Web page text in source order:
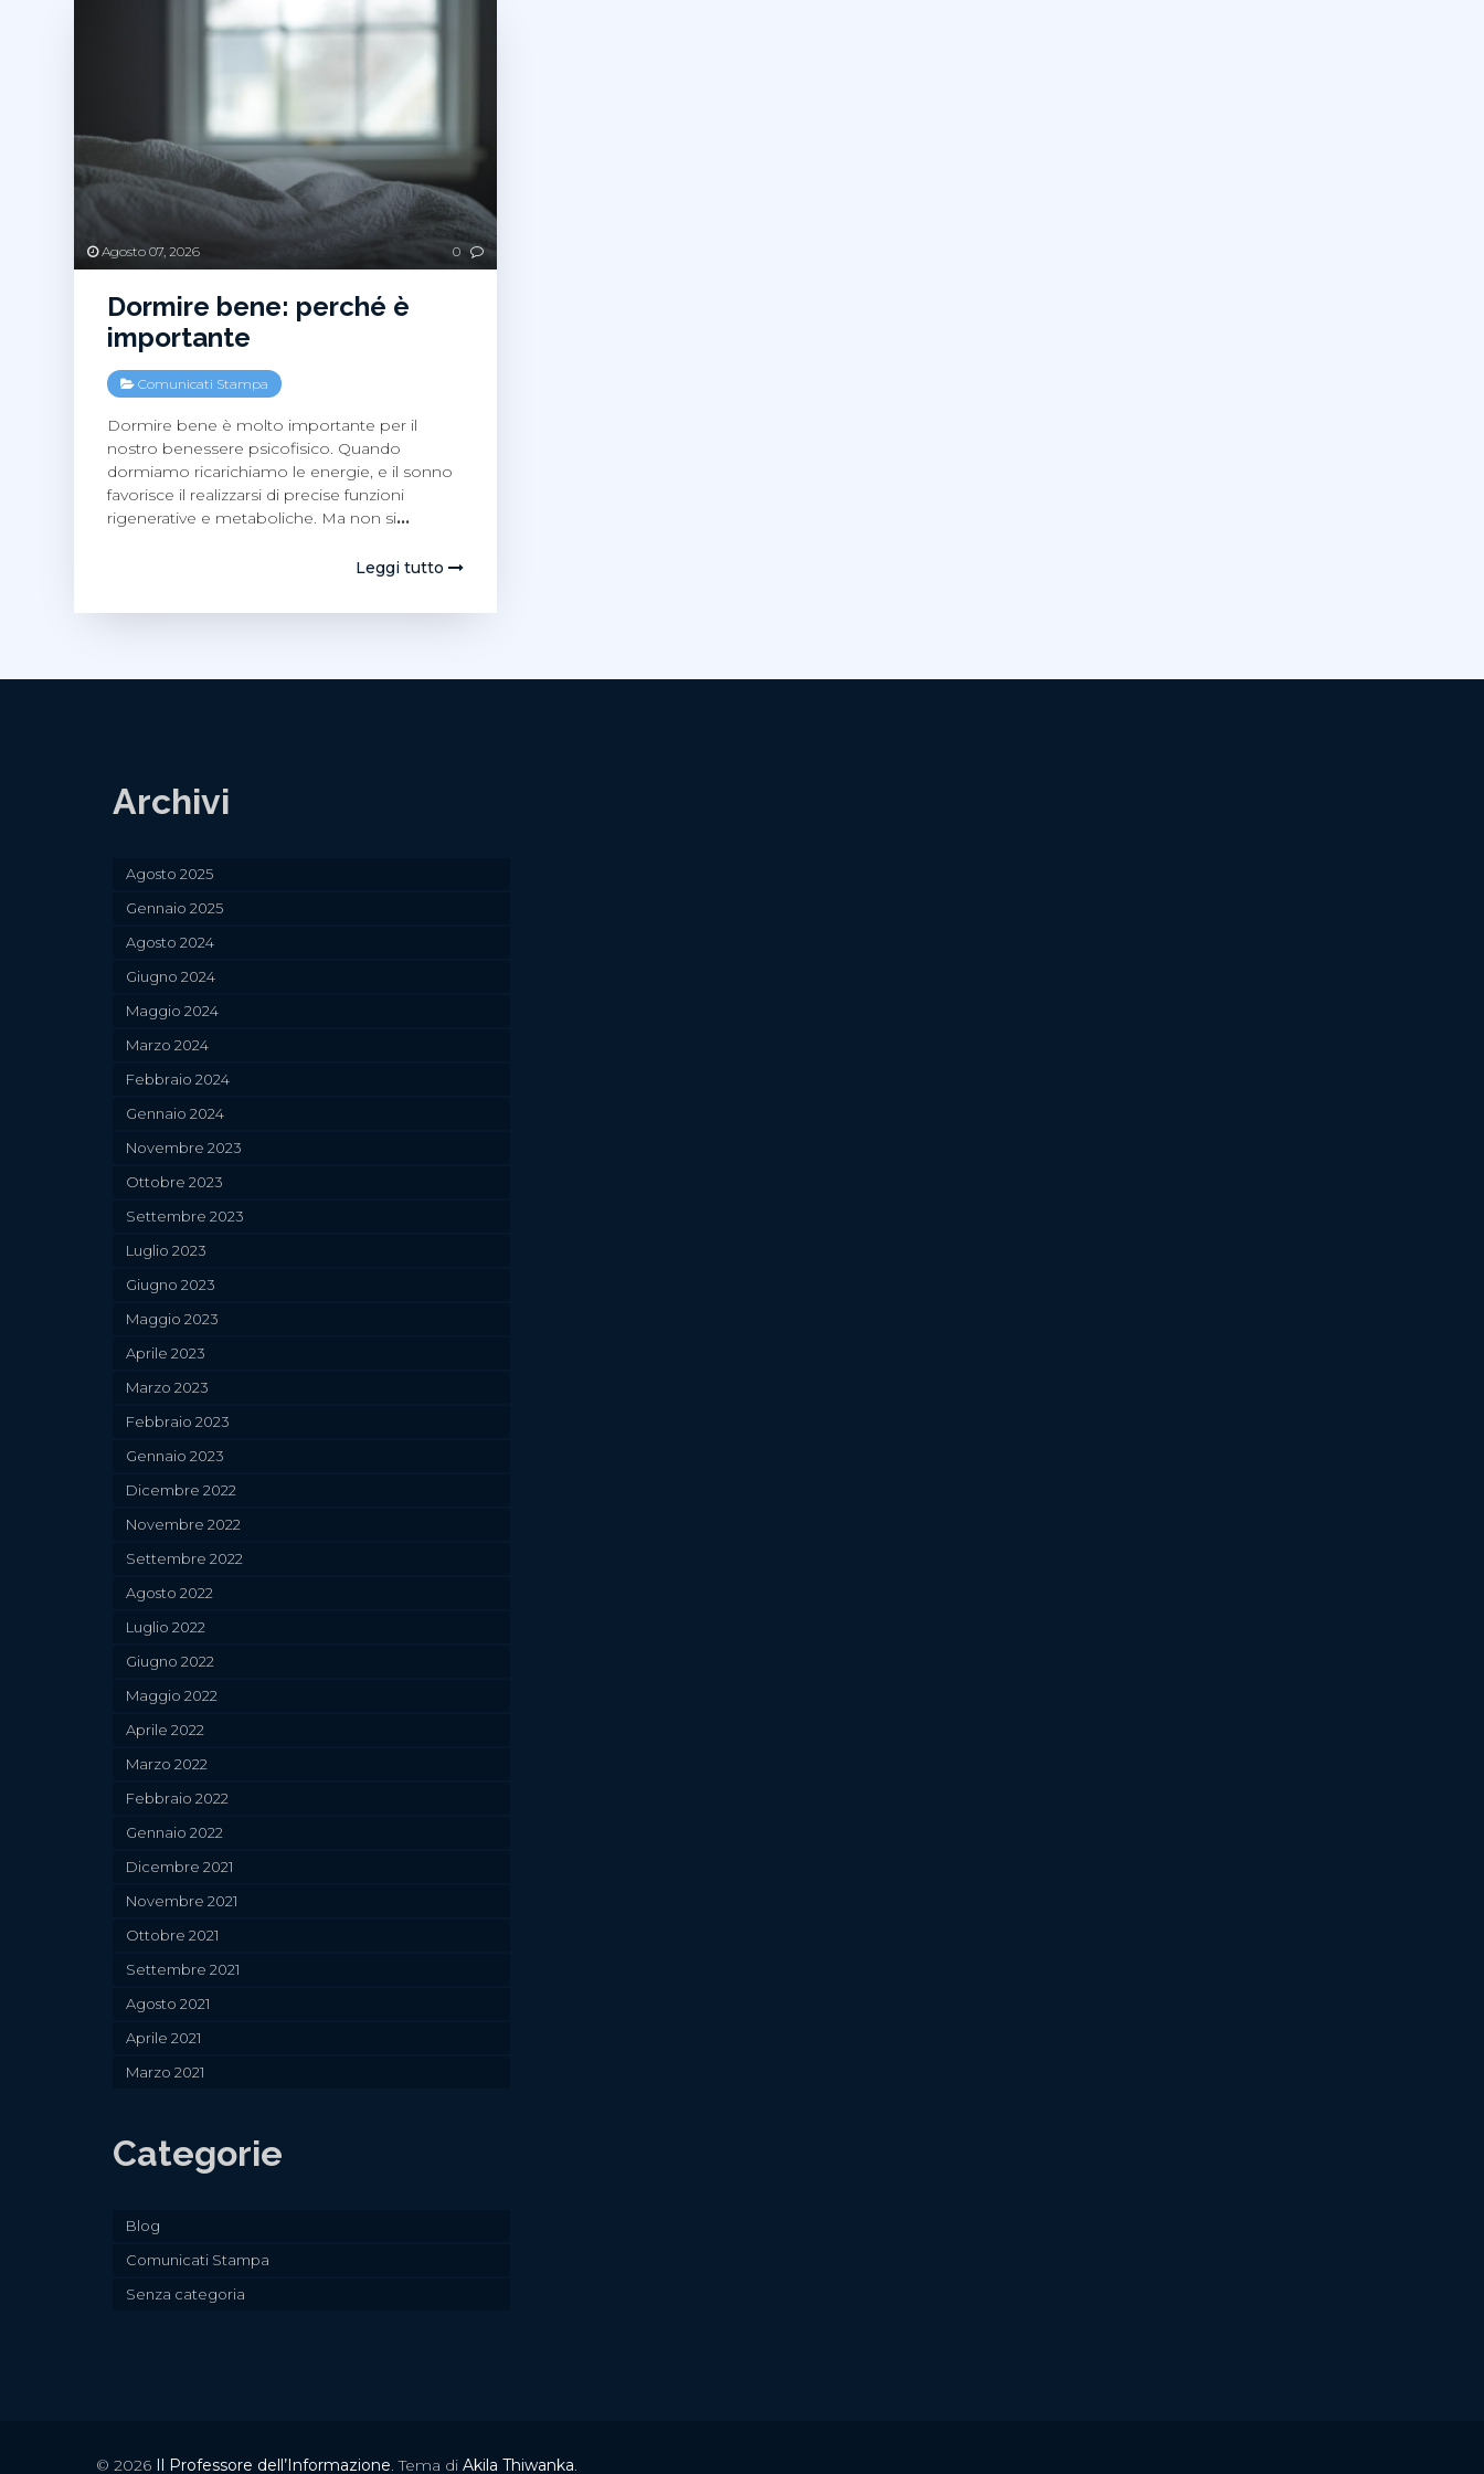
Agosto 07, 2026 0
Dormire bene: perché è
importante
Comunicati Stampa
Dormire bene è molto importante per il
nostro benessere psicofisico. Quando
dormiamo ricarichiamo le energie, e il sonno
favorisce il realizzarsi di precise funzioni
rigenerative e metaboliche. Ma non si…
Leggi tutto
Archivi
Agosto 2025
Gennaio 2025
Agosto 2024
Giugno 2024
Maggio 2024
Marzo 2024
Febbraio 2024
Gennaio 2024
Novembre 2023
Ottobre 2023
Settembre 2023
Luglio 2023
Giugno 2023
Maggio 2023
Aprile 2023
Marzo 2023
Febbraio 2023
Gennaio 2023
Dicembre 2022
Novembre 2022
Settembre 2022
Agosto 2022
Luglio 2022
Giugno 2022
Maggio 2022
Aprile 2022
Marzo 2022
Febbraio 2022
Gennaio 2022
Dicembre 2021
Novembre 2021
Ottobre 2021
Settembre 2021
Agosto 2021
Aprile 2021
Marzo 2021
Categorie
Blog
Comunicati Stampa
Senza categoria
© 2026 Il Professore dell’Informazione. Tema di Akila Thiwanka.